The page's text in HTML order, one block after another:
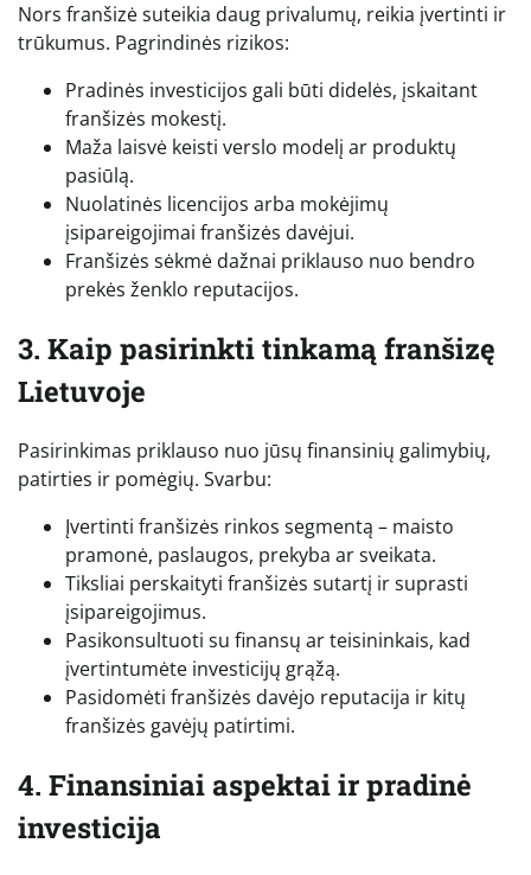
Nors franšizė suteikia daug privalumų, reikia įvertinti ir
trūkumus. Pagrindinės rizikos:
Pradinės investicijos gali būti didelės, įskaitant
franšizės mokestį.
Maža laisvė keisti verslo modelį ar produktų
pasiūlą.
Nuolatinės licencijos arba mokėjimų
įsipareigojimai franšizės davėjui.
Franšizės sėkmė dažnai priklauso nuo bendro
prekės ženklo reputacijos.
3. Kaip pasirinkti tinkamą franšizę
Lietuvoje
Pasirinkimas priklauso nuo jūsų finansinių galimybių,
patirties ir pomėgių. Svarbu:
Įvertinti franšizės rinkos segmentą – maisto
pramonė, paslaugos, prekyba ar sveikata.
Tiksliai perskaityti franšizės sutartį ir suprasti
įsipareigojimus.
Pasikonsultuoti su finansų ar teisininkais, kad
įvertintumėte investicijų grąžą.
Pasidomėti franšizės davėjo reputacija ir kitų
franšizės gavėjų patirtimi.
4. Finansiniai aspektai ir pradinė
investicija